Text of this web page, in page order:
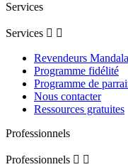
Services
Services  
Revendeurs
Programme fidélité
Programme de
Nous contacter
Ressources gratuites
Professionnels
Professionnels  